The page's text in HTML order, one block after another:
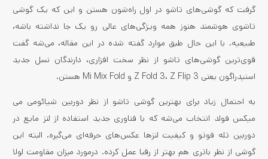
گرفت که گوشی‌های تاشو در اول راه‌شون هستن و این‌ که یک گوشی
تاشوی هوشمند هنوز همه ویژگی‌های عالی رو یک جا نداشته باشه،
طبیعیه. با این حال طبق موارد گفته شده در این مقاله، می‌شه گفت
قوی‌‌ترین گوشی‌های تاشو از نظر سخت افزاری، دارندگان نسل جدید
اسنپدراگون یعنی Z Fold 3، Z Flip 3 و Mi Mix Fold هستن.
به احتمال زیاد برای بهترین گوشی تاشو از نظر دوربین شیائومی می
میکس فولد انتخاب می‌شه که با فناوری جدید استفاده از لنز مایع در
دوربین تله فوتو و کیفیت لنزها عکس‌های حرفه‌ای می‌گیره. البته این
گوشی از نظر باتری هم بهتر از رقبا عمل کرده. درمورد میزان مقاومت لولا